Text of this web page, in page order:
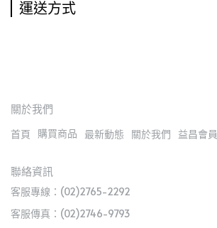
運送方式
關於我們
首頁 購買商品 最新動態 關於我們 益昌會員
聯絡資訊
客服專線：(02)2765-2292
客服傳真：(02)2746-9793